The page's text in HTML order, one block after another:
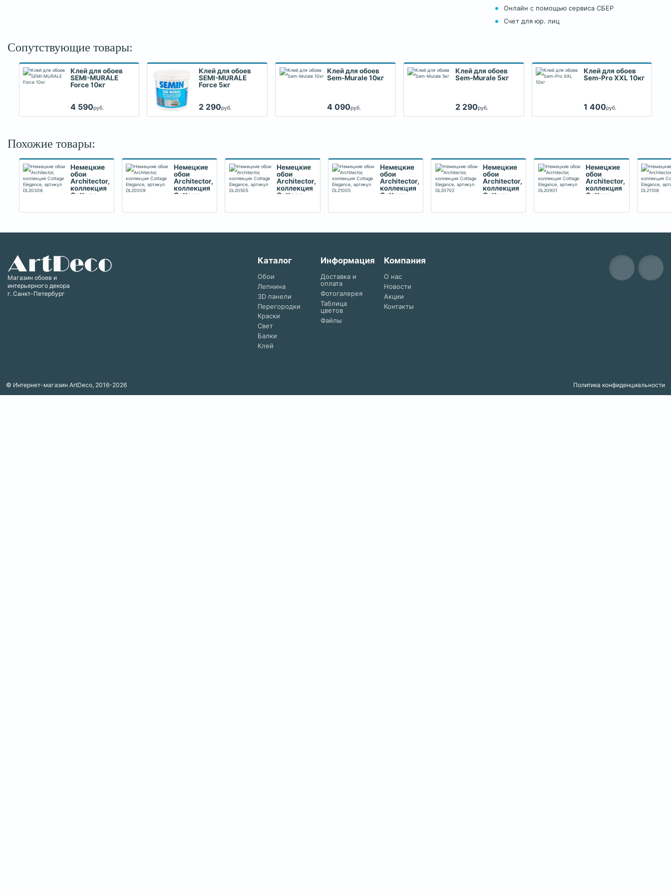
Онлайн с помощью сервиса СБЕР
Счет для юр. лиц
Сопутствующие товары:
Клей для обоев
SEMI-MURALE
Force 10кг
4 590руб.
Клей для обоев
SEMI-MURALE
Force 5кг
2 290руб.
Клей для обоев
Sem-Murale 10кг
4 090руб.
Клей для обоев
Sem-Murale 5кг
2 290руб.
Клей для обоев
Sem-Pro XXL 10кг
1 400руб.
Похожие товары:
Немецкие
обои
Architector,
коллекция
Cottage
Немецкие
обои
Architector,
коллекция
Cottage
Немецкие
обои
Architector,
коллекция
Cottage
Немецкие
обои
Architector,
коллекция
Cottage
Немецкие
обои
Architector,
коллекция
Cottage
Немецкие
обои
Architector,
коллекция
Cottage
Магазин обоев и
интерьерного декора
г. Санкт-Петербург
Каталог
Обои
Лепнина
3D панели
Перегородки
Краски
Свет
Балки
Клей
Информация
Доставка и
оплата
Фотогалерея
Таблица
цветов
Файлы
Компания
О нас
Новости
Акции
Контакты
© Интернет-магазин ArtDeco, 2016-2026 Политика конфиденциальности